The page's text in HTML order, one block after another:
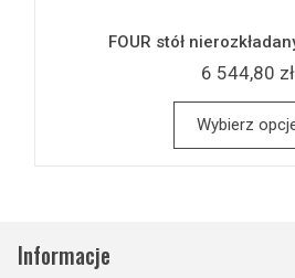
FOUR stół
6 544,80 zł
Wybierz
Informacje